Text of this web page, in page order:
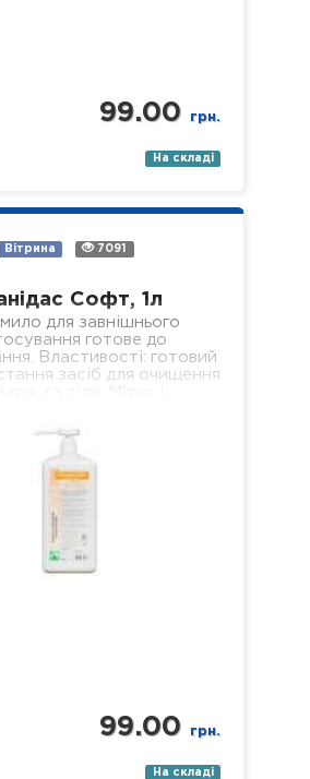
99.00 грн.
На складі
Вітрина 7091
Софт, 1л
мило для завнішнього
готове до
Властивості: готовий
засіб для очищення
99.00 грн.
На складі